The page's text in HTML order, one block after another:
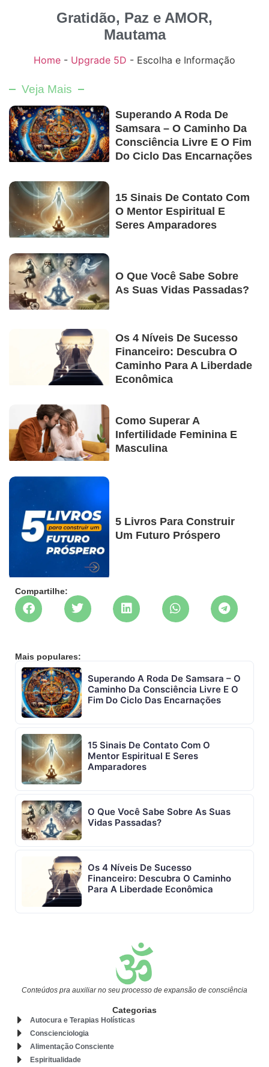
Gratidão, Paz e AMOR,
Mautama
Home - Upgrade 5D - Escolha e Informação
Veja Mais
Superando A Roda De
Samsara – O Caminho Da
Consciência Livre E O Fim
Do Ciclo Das Encarnações
15 Sinais De Contato Com
O Mentor Espiritual E
Seres Amparadores
O Que Você Sabe Sobre
As Suas Vidas Passadas?
Os 4 Níveis De Sucesso
Financeiro: Descubra O
Caminho Para A Liberdade
Econômica
Como Superar A
Infertilidade Feminina E
Masculina
5 Livros Para Construir
Um Futuro Próspero
Compartilhe:
Mais populares:
Superando A Roda De Samsara – O
Caminho Da Consciência Livre E O
Fim Do Ciclo Das Encarnações
15 Sinais De Contato Com O
Mentor Espiritual E Seres
Amparadores
O Que Você Sabe Sobre As Suas
Vidas Passadas?
Os 4 Níveis De Sucesso
Financeiro: Descubra O Caminho
Para A Liberdade Econômica
Conteúdos pra auxiliar no seu processo de expansão de consciência
Categorias
Autocura e Terapias Holísticas
Conscienciologia
Alimentação Consciente
Espiritualidade